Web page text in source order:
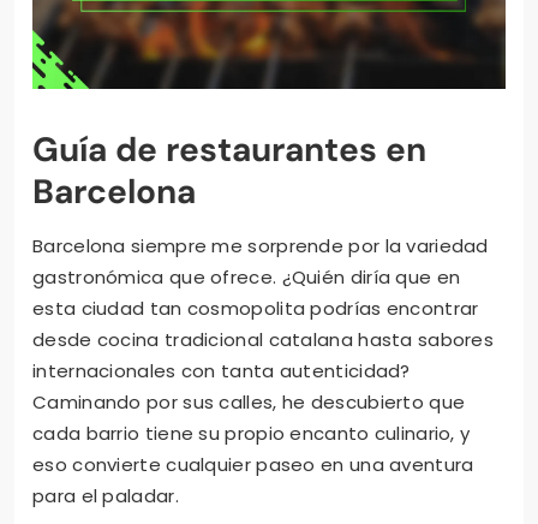
Guía de restaurantes en
Barcelona
Barcelona siempre me sorprende por la variedad
gastronómica que ofrece. ¿Quién diría que en
esta ciudad tan cosmopolita podrías encontrar
desde cocina tradicional catalana hasta sabores
internacionales con tanta autenticidad?
Caminando por sus calles, he descubierto que
cada barrio tiene su propio encanto culinario, y
eso convierte cualquier paseo en una aventura
para el paladar.